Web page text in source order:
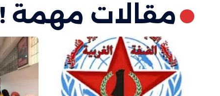
مقالات مهمة !